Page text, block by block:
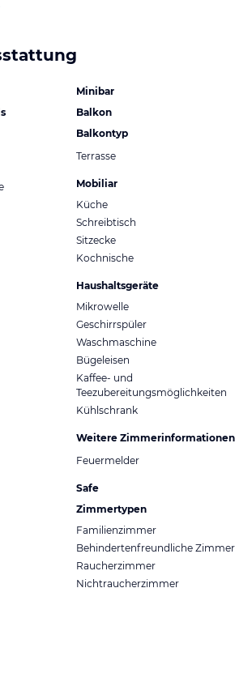
Minibar
Balkon
Balkontyp
Terrasse
Mobiliar
Küche
Schreibtisch
Sitzecke
Kochnische
Haushaltsgeräte
Mikrowelle
Geschirrspüler
Waschmaschine
Bügeleisen
Kaffee- und
Teezubereitungsmöglichkeiten
Kühlschrank
Weitere Zimmerinformationen
Feuermelder
Safe
Zimmertypen
Familienzimmer
Behindertenfreundliche Zimmer
Raucherzimmer
Nichtraucherzimmer